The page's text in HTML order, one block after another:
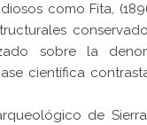
como Fita,
sobre la
científica
de